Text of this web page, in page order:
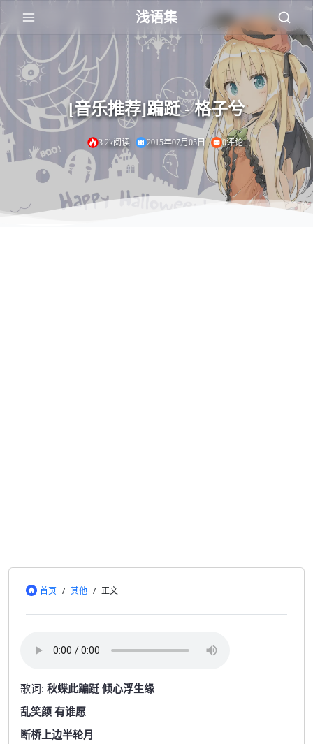
浅语集
[音乐推荐]蹁跹 - 格子兮
3.2k阅读 2015年07月05日 0评论
首页 / 其他 / 正文
歌词: 秋蝶此蹁跹 倾心浮生缘
乱笑颜 有谁愿
断桥上边半轮月